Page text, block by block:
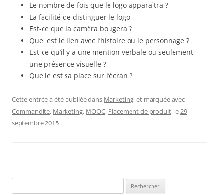
Le nombre de fois que le logo apparaîtra ?
La facilité de distinguer le logo
Est-ce que la caméra bougera ?
Quel est le lien avec l’histoire ou le personnage ?
Est-ce qu’il y a une mention verbale ou seulement
une présence visuelle ?
Quelle est sa place sur l’écran ?
Cette entrée a été publiée dans Marketing, et marquée avec
Commandite, Marketing, MOOC, Placement de produit, le29
septembre 2015 .